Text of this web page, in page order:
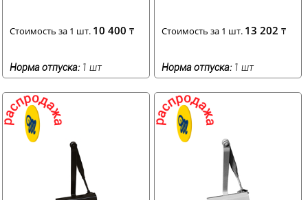
Стоимость за 1 шт. 10 400 ₸
Норма отпуска: 1 шт
Стоимость за 1 шт. 13 202₸
Норма отпуска: 1 шт